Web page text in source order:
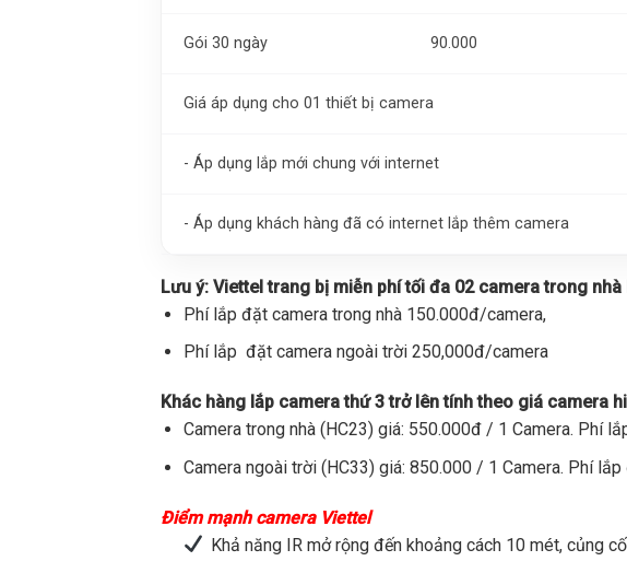
Gói 30 ngày 90.000
Giá áp dụng cho 01 thiết bị camera
- Áp dụng lắp mới chung với internet
- Áp dụng khách hàng đã có internet lắp thêm camera
Lưu ý: Viettel trang bị miễn phí tối đa 02 camera trong
Phí lắp đặt camera trong nhà 150.000đ/camera,
Phí lắp đặt camera ngoài trời 250,000đ/camera
Khác hàng lắp camera thứ 3 trở lên tính theo giá camera
Camera trong nhà (HC23) giá: 550.000đ / 1 Camera. Phí
Camera ngoài trời (HC33) giá: 850.000 / 1 Camera. Phí
Điểm mạnh camera Viettel
Khả năng IR mở rộng đến khoảng cách 10 mét, củng